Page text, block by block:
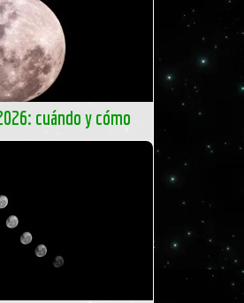
cuándo y cómo
marzo, que anunciaba el inicio
la Luna Rosa. […]